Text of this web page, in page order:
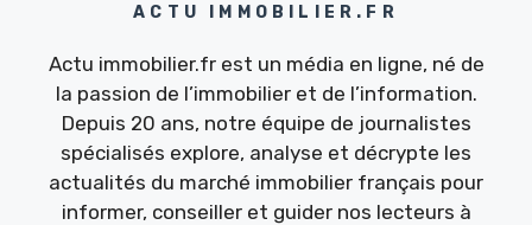
ACTU IMMOBILIER.FR
Actu immobilier.fr est un média en ligne, né de
la passion de l’immobilier et de l’information.
Depuis 20 ans, notre équipe de journalistes
spécialisés explore, analyse et décrypte les
actualités du marché immobilier français pour
informer, conseiller et guider nos lecteurs à